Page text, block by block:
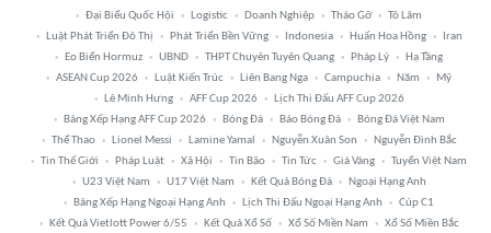
Đại Biểu Quốc Hội Logistic Doanh Nghiệp Tháo Gỡ
Tô Lâm
Luật Phát Triển Đô Thị
Phát Triển Bền Vững Indonesia Huấn Hoa Hồng
Iran
Eo Biển Hormuz
UBND THPT Chuyên Tuyên Quang Pháp Lý
Hạ Tầng
ASEAN Cup 2026
Luật Kiến Trúc Liên Bang Nga Campuchia Năm
Mỹ
Lê Minh Hưng
AFF Cup 2026
Lịch Thi Đấu AFF Cup 2026
Bảng Xếp Hạng AFF Cup 2026
Bóng Đá Báo Bóng Đá
Bóng Đá Việt Nam
Thể Thao
Lionel Messi Lamine Yamal Nguyễn Xuân Son
Nguyễn Đình Bắc
Tin Thế Giới
Pháp Luật Xã Hội Tin Bão Tin Tức Giá Vàng
Tuyển Việt Nam
U23 Việt Nam
U17 Việt Nam Kết Quả Bóng Đá
Ngoại Hạng Anh
Bảng Xếp Hạng Ngoại Hạng Anh
Lịch Thi Đấu Ngoại Hạng Anh
Cúp C1
Kết Quả Vietlott Power 6/55
Kết Quả Xổ Số Xổ Số Miền Nam Xổ Số Miền Bắc